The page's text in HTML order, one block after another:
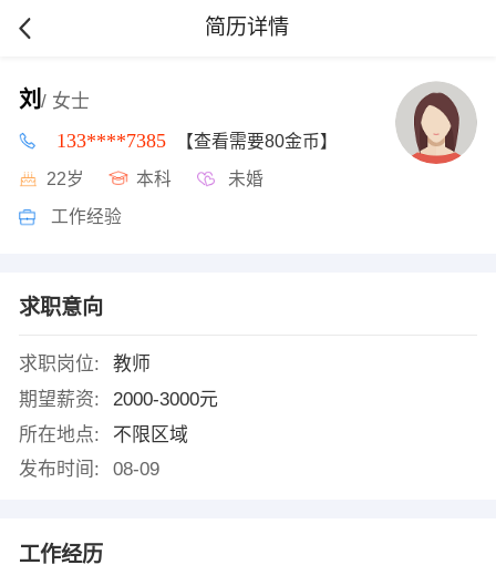
简历详情
刘 / 女士
133****7385 【查看需要80金币】
22岁 本科 未婚
工作经验
求职意向
求职岗位:
教师
期望薪资:
2000-3000元
所在地点:
不限区域
发布时间:
08-09
工作经历